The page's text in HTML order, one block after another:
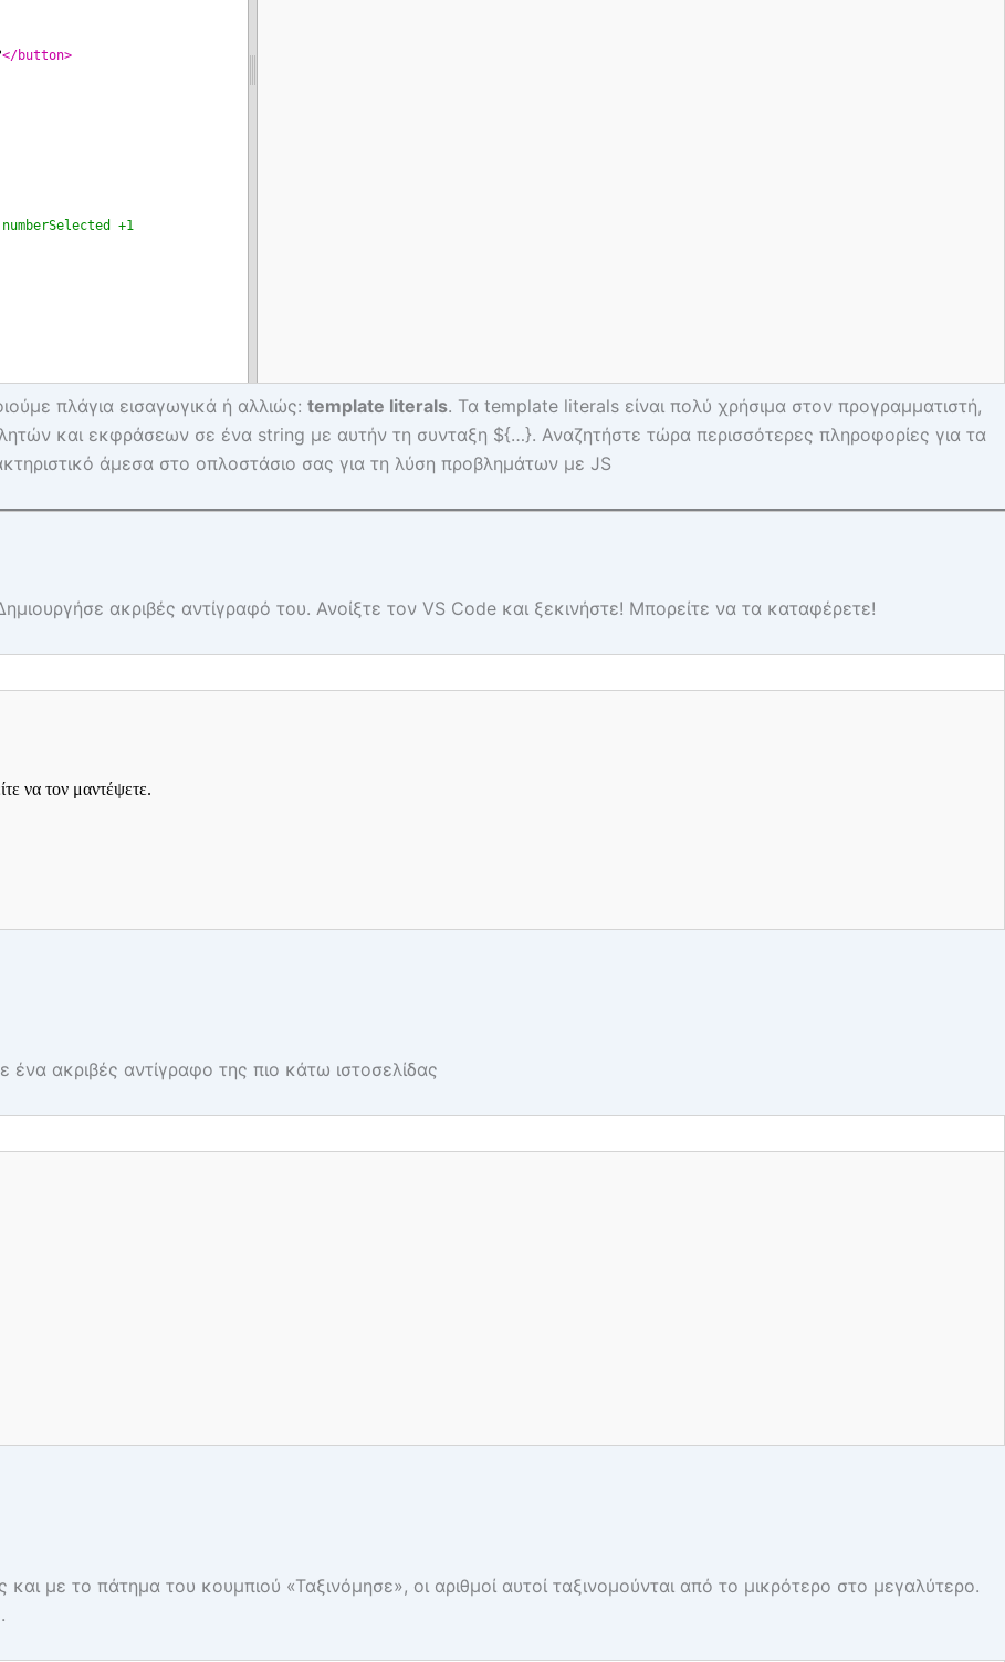
πλάγια εισαγωγικά ή αλλιώς: template literals. Τα template literals είναι πολύ χρήσιμα στον προγραμματιστή,
και εκφράσεων σε ένα string με αυτήν τη συνταξη ${…}. Αναζητήστε τώρα περισσότερες πληροφορίες για τα
άμεσα στο οπλοστάσιο σας για τη λύση προβλημάτων με JS
ακριβές αντίγραφό του. Ανοίξτε τον VS Code και ξεκινήστε! Μπορείτε να τα καταφέρετε!
ακριβές αντίγραφο της πιο κάτω ιστοσελίδας
με το πάτημα του κουμπιού «Ταξινόμησε», οι αριθμοί αυτοί ταξινομούνται από το μικρότερο στο μεγαλύτερο.